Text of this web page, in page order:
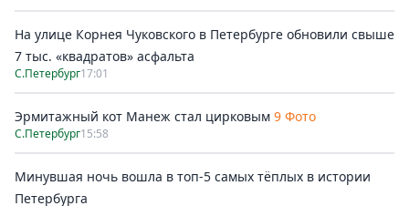
На улице Корнея Чуковского в Петербурге обновили свыше
7 тыс. «квадратов» асфальта
С.Петербург17:01
Эрмитажный кот Манеж стал цирковым 9 Фото
С.Петербург15:58
Минувшая ночь вошла в топ-5 самых тёплых в истории
Петербурга